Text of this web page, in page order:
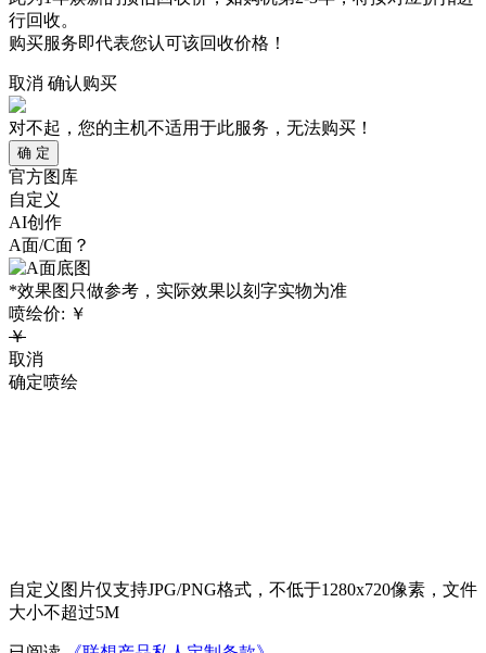
行回收。
购买服务即代表您认可该回收价格！
取消 确认购买
对不起，您的主机不适用于此服务，无法购买！
确 定
官方图库
自定义
AI创作
A面/C面？
*效果图只做参考，实际效果以刻字实物为准
喷绘价: ￥
￥
取消
确定喷绘
自定义图片仅支持JPG/PNG格式，不低于1280x720像素，文件
大小不超过5M